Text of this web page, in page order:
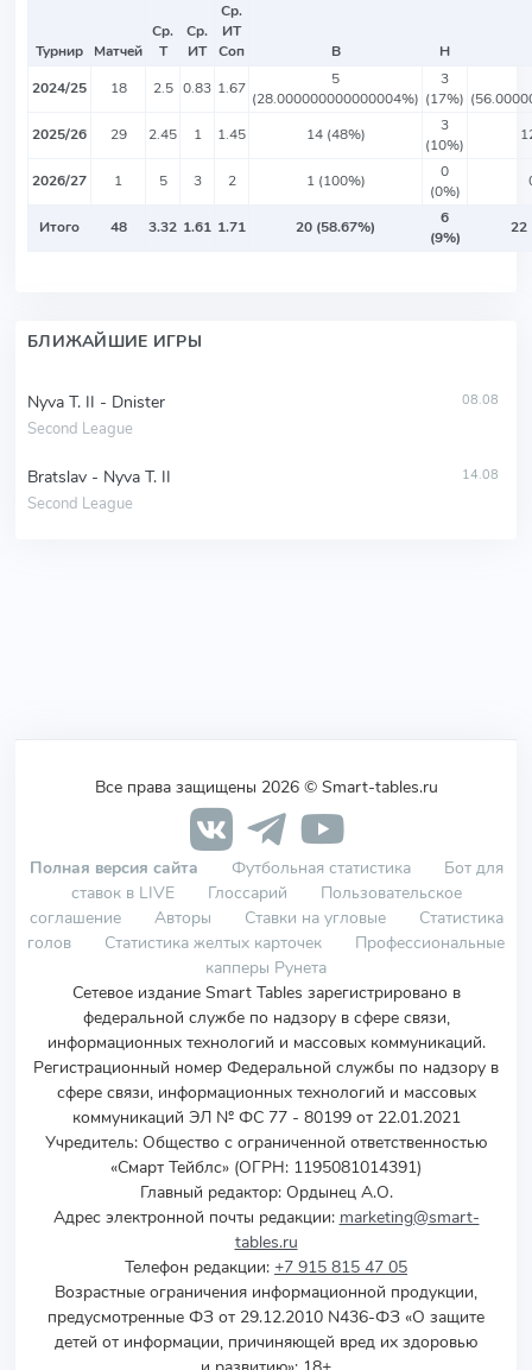
Турнир Матчей
Ср.
Т
Ср.
ИТ
Ср.
ИТ
Соп
В
Н
2024/25
18 2.5 0.83 1.67
5
(28.000000000000004%)
3
(17%)
2025/26
29 2.45 1 1.45 14 (48%)
3
(10%)
2026/27 1 5 3 2 1 (100%)
0
(0%)
Итого 48 3.32 1.61 1.71 20 (58.67%)
6
(9%)
22
БЛИЖАЙШИЕ ИГРЫ
Nyva T. II - Dnister
Second League
08.08
Bratslav - Nyva T. II
Second League
14.08
Все права защищены 2026 © Smart-tables.ru
Полная версия сайта Футбольная статистика
Бот для
ставок в LIVE
Глоссарий
Пользовательское
соглашение
Авторы Ставки на угловые
Статистика
голов
Статистика желтых карточек
Профессиональные
капперы Рунета
Сетевое издание Smart Tables зарегистрировано в
федеральной службе по надзору в сфере связи,
информационных технологий и массовых коммуникаций.
Регистрационный номер Федеральной службы по надзору в
сфере связи, информационных технологий и массовых
коммуникаций ЭЛ № ФС 77 - 80199 от 22.01.2021
Учредитель: Общество с ограниченной ответственностью
«Смарт Тейблс» (ОГРН: 1195081014391)
Главный редактор: Ордынец А.О.
Адрес электронной почты редакции: marketing@smart-
tables.ru
Телефон редакции: +7 915 815 47 05
Возрастные ограничения информационной продукции,
предусмотренные ФЗ от 29.12.2010 N436-ФЗ «О защите
детей от информации, причиняющей вред их здоровью